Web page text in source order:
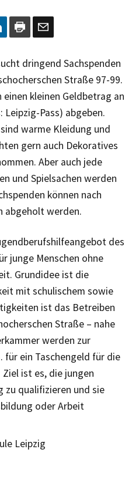
dringend Sachspenden
Straße 97-99.
einen kleinen Geldbetrag an
Leipzig-Pass) abgeben.
warme Kleidung und
gern auch Dekoratives
Aber auch jede
und Spielsachen werden
können nach
abgeholt werden.
des
junge Menschen ohne
Grundidee ist die
mit schulischem sowie
ist das Betreiben
Straße – nahe
werden zur
für ein Taschengeld für die
ist es, die jungen
zu qualifizieren und sie
oder Arbeit
Leipzig